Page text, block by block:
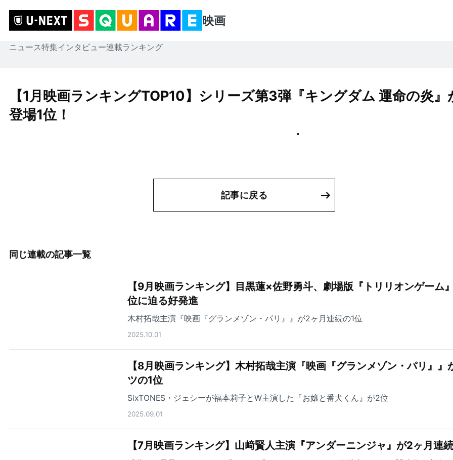
映画
ニュース特集インタビュー連載ランキング
【1月映画ランキングTOP10】シリーズ第3弾『キングダム 運命の炎』
登場1位！
記事に戻る
同じ連載の記事一覧
【9月映画ランキング】目黒蓮×佐野勇斗、劇場版『トリリオンゲーム
位に迫る好発進
木村拓哉主演『映画『グランメゾン・パリ』』が2ヶ月連続の1位
2025.10.01
【8月映画ランキング】木村拓哉主演『映画『グランメゾン・パリ』』
ツの1位
SixTONES・ジェシーが福本莉子とW主演した『お嬢と番犬くん』が2位
2025.09.01
【7月映画ランキング】山﨑賢人主演『アンダーニンジャ』が2ヶ月連